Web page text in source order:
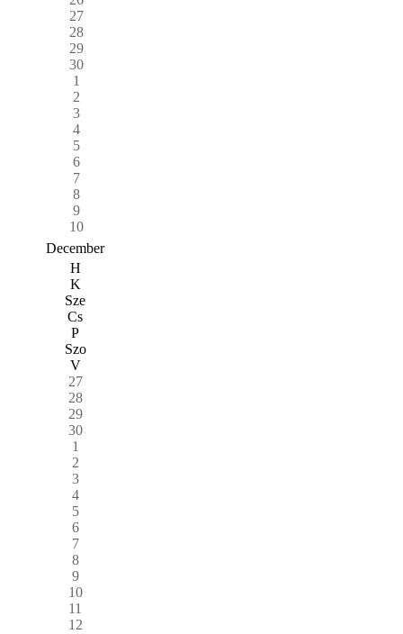
27
28
29
30
1
2
3
4
5
6
7
8
9
10
December
H
K
Sze
Cs
P
Szo
V
27
28
29
30
1
2
3
4
5
6
7
8
9
10
11
12